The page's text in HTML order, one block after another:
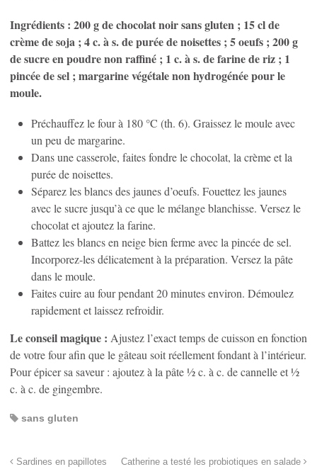
Ingrédients : 200 g de chocolat noir sans gluten ; 15 cl de
crème de soja ; 4 c. à s. de purée de noisettes ; 5 oeufs ; 200 g
de sucre en poudre non raffiné ; 1 c. à s. de farine de riz ; 1
pincée de sel ; margarine végétale non hydrogénée pour le
moule.
Préchauffez le four à 180 °C (th. 6). Graissez le moule avec
un peu de margarine.
Dans une casserole, faites fondre le chocolat, la crème et la
purée de noisettes.
Séparez les blancs des jaunes d’oeufs. Fouettez les jaunes
avec le sucre jusqu’à ce que le mélange blanchisse. Versez le
chocolat et ajoutez la farine.
Battez les blancs en neige bien ferme avec la pincée de sel.
Incorporez-les délicatement à la préparation. Versez la pâte
dans le moule.
Faites cuire au four pendant 20 minutes environ. Démoulez
rapidement et laissez refroidir.
Le conseil magique : Ajustez l’exact temps de cuisson en fonction
de votre four afin que le gâteau soit réellement fondant à l’intérieur.
Pour épicer sa saveur : ajoutez à la pâte ½ c. à c. de cannelle et ½
c. à c. de gingembre.
sans gluten
Sardines en papillotes Catherine a testé les probiotiques en salade